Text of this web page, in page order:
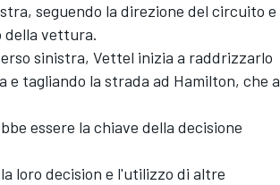
seguendo la direzione del circuito e
della vettura.
sinistra, Vettel inizia a raddrizzarlo
tagliando la strada ad Hamilton, che a
essere la chiave della decisione
loro decision e l'utilizzo di altre